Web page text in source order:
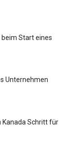
beim Start eines
Unternehmen
Kanada Schritt für